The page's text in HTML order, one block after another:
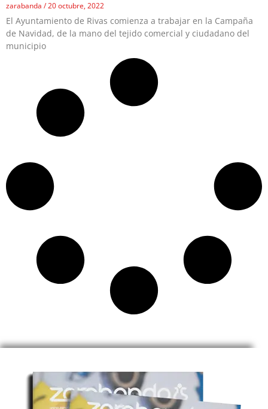
zarabanda 20 octubre, 2022
El Ayuntamiento de Rivas comienza a trabajar en la Campaña
de Navidad, de la mano del tejido comercial y ciudadano del
municipio